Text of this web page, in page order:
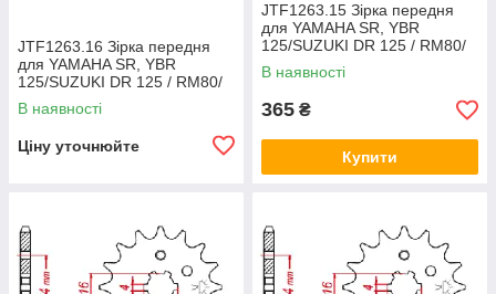
JTF1263.16 Зірка передня
для YAMAHA SR, YBR
125/SUZUKI DR 125 / RM80/
RM125 аналог Sunstar SS
20615
В наявності
Ціну уточнюйте
JTF1263.15 Зірка передня
для YAMAHA SR, YBR
125/SUZUKI DR 125 / RM80/
RM125 аналог Sunstar SS
20615
В наявності
365 ₴
Купити